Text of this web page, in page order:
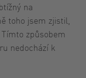
na
toho jsem zjistil,
způsobem
nedochází k